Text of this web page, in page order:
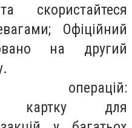
скористайтеся
Офіційний
на другий
операцій:
картку для